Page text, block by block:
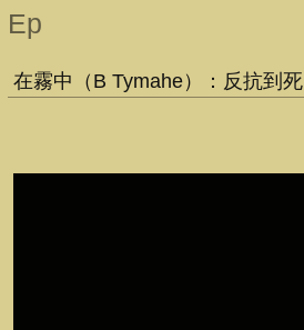
Ep
在霧中（B Tymahe）：反抗到死